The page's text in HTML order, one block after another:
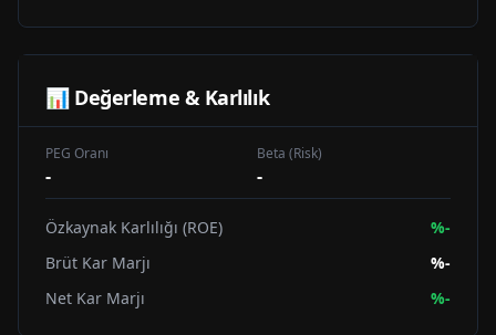
📊 Değerleme & Karlılık
PEG Oranı
-
Beta (Risk)
-
Özkaynak Karlılığı (ROE) %-
Brüt Kar Marjı
%-
Net Kar Marjı
%-